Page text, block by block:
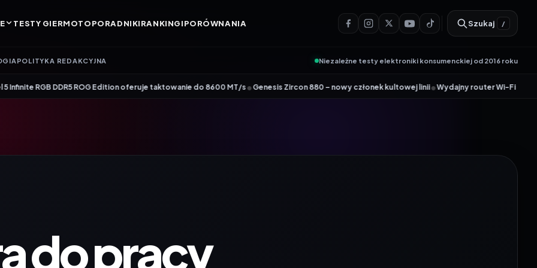
TESTY GIERMOTOPORADNIKIRANKINGIPORÓWNANIA Szukaj /
POLITYKA REDAKCYJNA Niezależne testy elektroniki konsumenckiej od 2016 roku
ROG Edition oferuje taktowanie do 8600 MT/s•Genesis Zircon 880 – nowy członek kultowej linii•Wydajny router Wi-Fi 6 Tenda AX12 Pro
do pracy